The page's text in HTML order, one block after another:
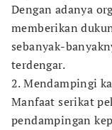
Dengan adanya
memberikan
sebanyak-
terdengar.
2. Mendampingi
Manfaat serikat
pendampingan